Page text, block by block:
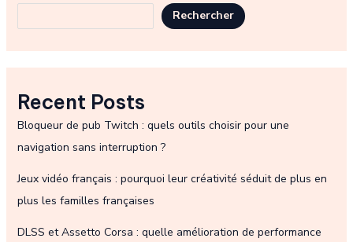
Rechercher
Recent Posts
Bloqueur de pub Twitch : quels outils choisir pour une
navigation sans interruption ?
Jeux vidéo français : pourquoi leur créativité séduit de plus en
plus les familles françaises
DLSS et Assetto Corsa : quelle amélioration de performance